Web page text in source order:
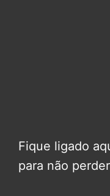
Fique ligado
para não